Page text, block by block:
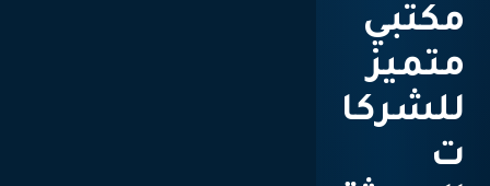
بيئات
عمل
ملهمة
طوّر مكان عملك